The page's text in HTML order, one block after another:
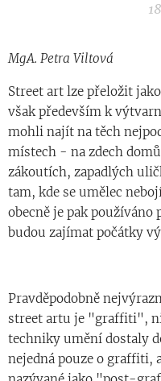
MgA. Petra Viltová
Street art lze přeložit
však především k
mohli najít na těch
místech - na zdech
zákoutích, zapadlých
tam, kde se umělec
obecně je pak používáno
budou zajímat počátky
Pravděpodobně
street artu je "graffiti",
techniky umění dostaly
nejedná pouze o graffiti,